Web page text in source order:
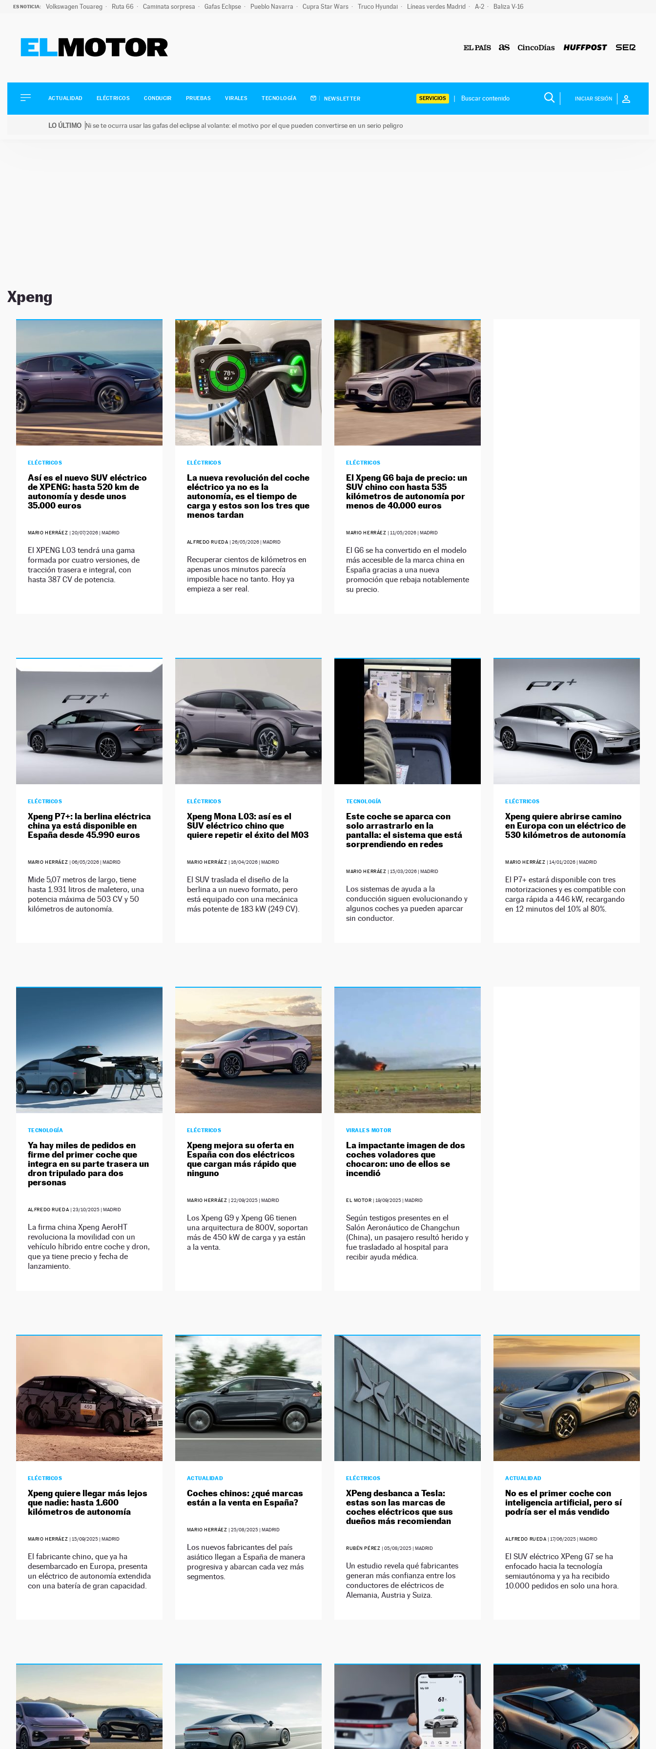
ES NOTICIA: Volkswagen Touareg Ruta 66 Caminata sorpresa Gafas Eclipse Pueblo Navarra Cupra Star Wars Truco Hyundai Líneas verdes Madrid A-2 Baliza V-16
ELÉCTRICOS
CONDUCIR
ACTUALIDAD ELÉCTRICOS CONDUCIR PRUEBAS VIRALES TECNOLOGÍA NEWSLETTER SERVICIOS INICIAR SESIÓN
LO ÚLTIMO Ni se te ocurra usar las gafas del eclipse al volante: el motivo por el que pueden convertirse en un serio peligro
Xpeng
ELÉCTRICOS
Así es el nuevo SUV eléctrico
de XPENG: hasta 520 km de
autonomía y desde unos
35.000 euros
MARIO HERRÁEZ | 20/07/2026| MADRID
El XPENG L03 tendrá una gama
formada por cuatro versiones, de
tracción trasera e integral, con
hasta 387 CV de potencia.
ELÉCTRICOS
La nueva revolución del coche
eléctrico ya no es la
autonomía, es el tiempo de
carga y estos son los tres que
menos tardan
ALFREDO RUEDA | 26/05/2026| MADRID
Recuperar cientos de kilómetros en
apenas unos minutos parecía
imposible hace no tanto. Hoy ya
empieza a ser real.
ELÉCTRICOS
El Xpeng G6 baja de precio: un
SUV chino con hasta 535
kilómetros de autonomía por
menos de 40.000 euros
MARIO HERRÁEZ | 11/05/2026| MADRID
El G6 se ha convertido en el modelo
más accesible de la marca china en
España gracias a una nueva
promoción que rebaja notablemente
su precio.
ELÉCTRICOS
Xpeng P7+: la berlina eléctrica
china ya está disponible en
España desde 45.990 euros
MARIO HERRÁEZ | 06/05/2026| MADRID
Mide 5,07 metros de largo, tiene
hasta 1.931 litros de maletero, una
potencia máxima de 503 CV y 50
kilómetros de autonomía.
ELÉCTRICOS
Xpeng Mona L03: así es el
SUV eléctrico chino que
quiere repetir el éxito del M03
MARIO HERRÁEZ | 16/04/2026| MADRID
El SUV traslada el diseño de la
berlina a un nuevo formato, pero
está equipado con una mecánica
más potente de 183 kW (249 CV).
TECNOLOGÍA
Este coche se aparca con
solo arrastrarlo en la
pantalla: el sistema que está
sorprendiendo en redes
MARIO HERRÁEZ | 15/03/2026| MADRID
Los sistemas de ayuda a la
conducción siguen evolucionando y
algunos coches ya pueden aparcar
sin conductor.
ELÉCTRICOS
Xpeng quiere abrirse camino
en Europa con un eléctrico de
530 kilómetros de autonomía
MARIO HERRÁEZ | 14/01/2026 | MADRID
El P7+ estará disponible con tres
motorizaciones y es compatible con
carga rápida a 446 kW, recargando
en 12 minutos del 10% al 80%.
TECNOLOGÍA
Ya hay miles de pedidos en
firme del primer coche que
integra en su parte trasera un
dron tripulado para dos
personas
ALFREDO RUEDA | 23/10/2025| MADRID
La firma china Xpeng AeroHT
revoluciona la movilidad con un
vehículo híbrido entre coche y dron,
que ya tiene precio y fecha de
lanzamiento.
ELÉCTRICOS
Xpeng mejora su oferta en
España con dos eléctricos
que cargan más rápido que
ninguno
MARIO HERRÁEZ | 22/09/2025| MADRID
Los Xpeng G9 y Xpeng G6 tienen
una arquitectura de 800V, soportan
más de 450 kW de carga y ya están
a la venta.
VIRALES MOTOR
La impactante imagen de dos
coches voladores que
chocaron: uno de ellos se
incendió
EL MOTOR | 19/09/2025 | MADRID
Según testigos presentes en el
Salón Aeronáutico de Changchun
(China), un pasajero resultó herido y
fue trasladado al hospital para
recibir ayuda médica.
ELÉCTRICOS
Xpeng quiere llegar más lejos
que nadie: hasta 1.600
kilómetros de autonomía
MARIO HERRÁEZ | 15/09/2025| MADRID
El fabricante chino, que ya ha
desembarcado en Europa, presenta
un eléctrico de autonomía extendida
con una batería de gran capacidad.
ACTUALIDAD
Coches chinos: ¿qué marcas
están a la venta en España?
MARIO HERRÁEZ | 25/08/2025| MADRID
Los nuevos fabricantes del país
asiático llegan a España de manera
progresiva y abarcan cada vez más
segmentos.
ELÉCTRICOS
XPeng desbanca a Tesla:
estas son las marcas de
coches eléctricos que sus
dueños más recomiendan
RUBÉN PÉREZ | 05/08/2025| MADRID
Un estudio revela qué fabricantes
generan más confianza entre los
conductores de eléctricos de
Alemania, Austria y Suiza.
ACTUALIDAD
No es el primer coche con
inteligencia artificial, pero sí
podría ser el más vendido
ALFREDO RUEDA | 17/06/2025 | MADRID
El SUV eléctrico XPeng G7 se ha
enfocado hacia la tecnología
semiautónoma y ya ha recibido
10.000 pedidos en solo una hora.